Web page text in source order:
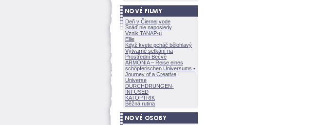
Deň v Čiernej vode
Snáď nie naposledy
Vznik TANAP-u
Ellie
Když kvete pcháč bělohlavý
Výtvarné setkání na
Prostřední Bečvě
ARMONÍA – Reise eines
schöpferischen Universums •
Journey of a Creative
Universe
DURCHDRUNGEN·
INFUSED
KATOPTRIK
Běžná rutina